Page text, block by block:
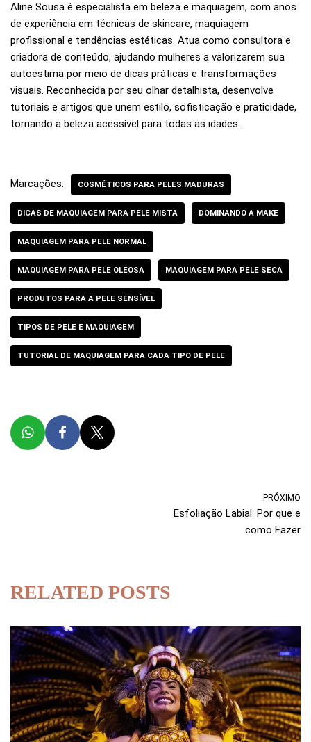
Aline Sousa é especialista em beleza e maquiagem, com anos
de experiência em técnicas de skincare, maquiagem
profissional e tendências estéticas. Atua como consultora e
criadora de conteúdo, ajudando mulheres a valorizarem sua
autoestima por meio de dicas práticas e transformações
visuais. Reconhecida por seu olhar detalhista, desenvolve
tutoriais e artigos que unem estilo, sofisticação e praticidade,
tornando a beleza acessível para todas as idades.
Marcações: COSMÉTICOS PARA PELES MADURAS
DICAS DE MAQUIAGEM PARA PELE MISTA DOMINANDO A MAKE
MAQUIAGEM PARA PELE NORMAL
MAQUIAGEM PARA PELE OLEOSA MAQUIAGEM PARA PELE SECA
PRODUTOS PARA A PELE SENSÍVEL
TIPOS DE PELE E MAQUIAGEM
TUTORIAL DE MAQUIAGEM PARA CADA TIPO DE PELE
PRÓXIMO
Esfoliação Labial: Por que e
como Fazer
RELATED POSTS